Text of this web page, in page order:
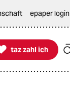
epaper login
zahl ich
taz zahl ich